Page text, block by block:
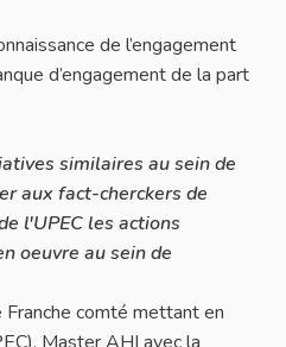
de l’engagement
d’engagement de la part
similaires au sein de
aux fact-cherckers de
l'UPEC les actions
oeuvre au sein de
comté mettant en
Master AHI avec la